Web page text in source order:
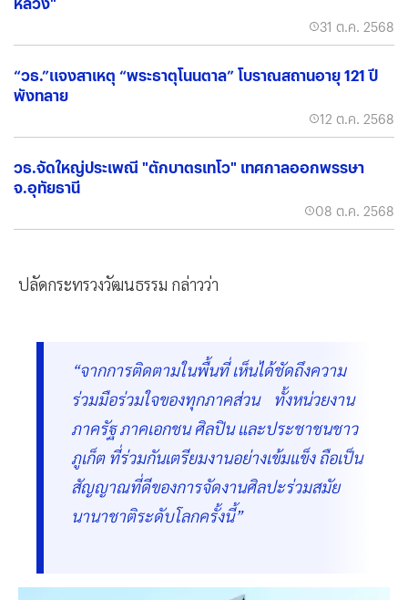
31 ต.ค. 2568
“วธ.”แจงสาเหตุ “พระธาตุโนนตาล” โบราณสถานอายุ 121 ปี
พังทลาย
12 ต.ค. 2568
วธ.จัดใหญ่ประเพณี "ตักบาตรเทโว" เทศกาลออกพรรษา
จ.อุทัยธานี
08 ต.ค. 2568
ปลัดกระทรวงวัฒนธรรม กล่าวว่า
“จากการติดตามในพื้นที่ เห็นได้ชัดถึงความ
ร่วมมือร่วมใจของทุกภาคส่วน ทั้งหน่วยงาน
ภาครัฐ ภาคเอกชน ศิลปิน และประชาชนชาว
ภูเก็ต ที่ร่วมกันเตรียมงานอย่างเข้มแข็ง ถือเป็น
สัญญาณที่ดีของการจัดงานศิลปะร่วมสมัย
นานาชาติระดับโลกครั้งนี้”